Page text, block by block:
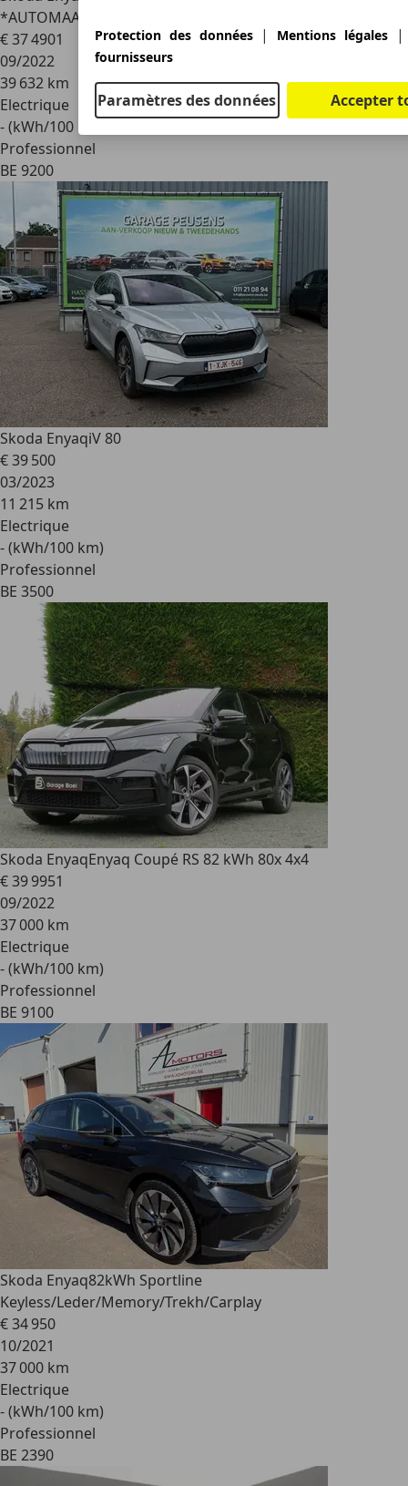
Protection des données| Mentions légales
fournisseurs
Paramètres des données Accepter
€ 37 4901
09/2022
39 632 km
Electrique
- (kWh/100 km)
Professionnel
BE 9200
Skoda EnyaqiV 80
€ 39 500
03/2023
11 215 km
Electrique
- (kWh/100 km)
Professionnel
BE 3500
Skoda EnyaqEnyaq Coupé RS 82 kWh 80x 4x4
€ 39 9951
09/2022
37 000 km
Electrique
- (kWh/100 km)
Professionnel
BE 9100
Skoda Enyaq82kWh Sportline
Keyless/Leder/Memory/Trekh/Carplay
€ 34 950
10/2021
37 000 km
Electrique
- (kWh/100 km)
Professionnel
BE 2390